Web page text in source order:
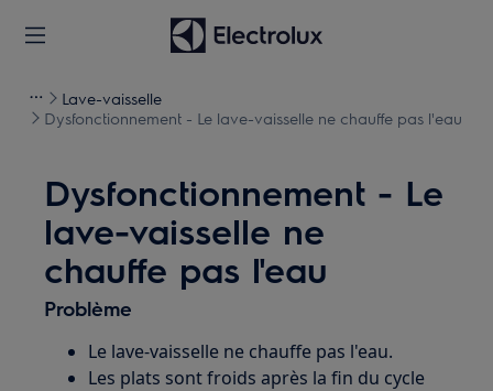
Lave-vaisselle
Dysfonctionnement - Le lave-vaisselle ne chauffe pas l'eau
Dysfonctionnement - Le
lave-vaisselle ne
chauffe pas l'eau
Problème
Le lave-vaisselle ne chauffe pas l'eau.
Les plats sont froids après la fin du cycle